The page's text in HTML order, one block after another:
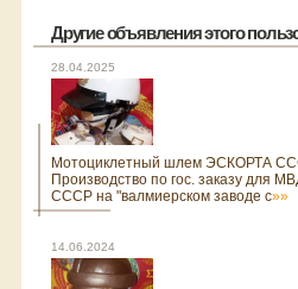
Другие объявления этого
28.04.2025
Мотоциклетный шлем ЭСКОРТА
Производство по гос. заказу для
СССР на "валмиерском заводе с»»
14.06.2024